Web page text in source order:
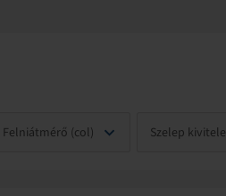
Felniátmérő (col) Szelep kivitele